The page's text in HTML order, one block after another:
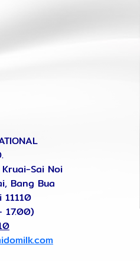
Sai Noi
Bang Bua
17.00)